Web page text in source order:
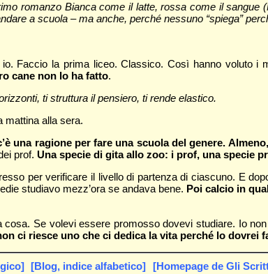
romanzo Bianca come il latte, rossa come il sangue
a scuola – ma anche, perché nessuno “spiega”
Faccio la prima liceo. Classico. Così hanno voluto i
cane non lo ha fatto.
ti struttura il pensiero, ti rende elastico.
mattina alla sera.
una ragione per fare una scuola del genere.
prof. Una specie di gita allo zoo: i prof, una specie
per verificare il livello di partenza di ciascuno. E
studiavo mezz’ora se andava bene. Poi calcio in
cosa. Se volevi essere promosso dovevi studiare. Io
ci riesce uno che ci dedica la vita perché lo dovrei
[Blog, indice alfabetico] [Homepage de Gli